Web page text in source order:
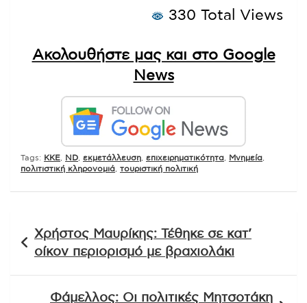
330 Total Views
Ακολουθήστε μας και στο Google
News
Tags: KKE ND εκμετάλλευση επιχειρηματικότητα Μνημεία
πολιτιστική κληρονομιά τουριστική πολιτική
άρθρων
Χρήστος Μαυρίκης: Τέθηκε σε κατ’
οίκον περιορισμό με βραχιολάκι
Φάμελλος: Οι πολιτικές Μητσοτάκη